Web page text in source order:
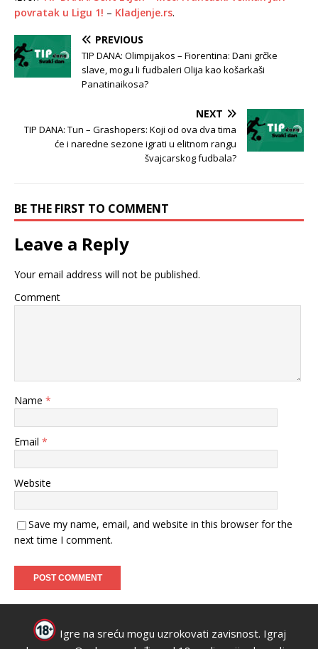
povratak u Ligu 1! – Kladjenje.rs.
PREVIOUS
TIP DANA: Olimpijakos – Fiorentina: Dani grčke
slave, mogu li fudbaleri Olija kao košarkaši
Panatinaikosa?
NEXT
TIP DANA: Tun – Grashopers: Koji od ova dva tima
će i naredne sezone igrati u elitnom rangu
švajcarskog fudbala?
BE THE FIRST TO COMMENT
Leave a Reply
Your email address will not be published.
Comment
Name *
Email *
Website
Save my name, email, and website in this browser for the
next time I comment.
Igre na sreću mogu uzrokovati zavisnost. Igraj